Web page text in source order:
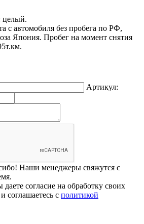
целый.
с автомобиля без пробега по РФ,
Япония. Пробег на момент снятия
Артикул:
Наши менеджеры свяжутся с
согласие на обработку своих
соглашаетесь с политикой